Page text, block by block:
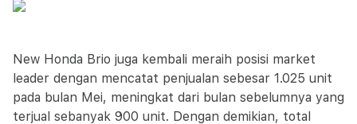
New Honda Brio juga kembali meraih posisi market
leader dengan mencatat penjualan sebesar 1.025 unit
pada bulan Mei, meningkat dari bulan sebelumnya yang
terjual sebanyak 900 unit. Dengan demikian, total